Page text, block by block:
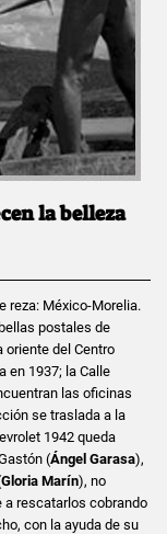
la belleza
reza: México-Morelia.
postales de
oriente del Centro
en 1937; la Calle
las oficinas
se traslada a la
1942 queda
(Ángel Garasa),
Gloria Marín), no
a rescatarlos cobrando
con la ayuda de su